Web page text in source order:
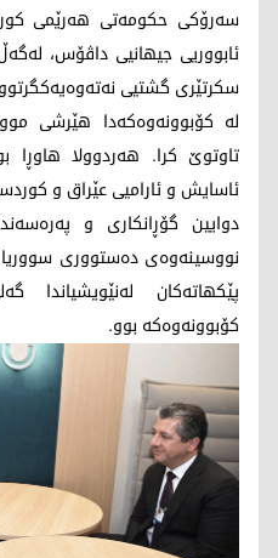
سەرۆکی حکومەتی هه‌رێمى
ئابووریی جیهانیى داڤۆس،
سکرتێری گشتیی
لە کۆبوونەوەکەدا هێرشی
تاوتوێ کرا. هەردوولا هاوڕا
ئاسایش و ئارامیی عێراق و
دوایین گۆڕانکاری و
نووسینەوەی دەستووری
پێکهاتەکان
کۆبوونەوەکە بوو.